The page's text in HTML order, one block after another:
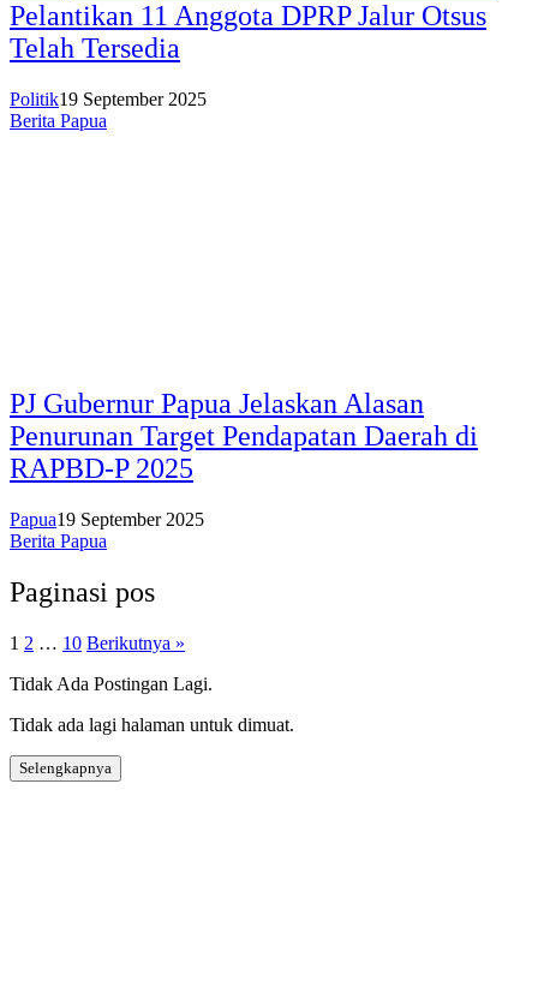
Pelantikan 11 Anggota DPRP Jalur Otsus
Telah Tersedia
Politik19 September 2025
Berita Papua
PJ Gubernur Papua Jelaskan Alasan
Penurunan Target Pendapatan Daerah di
RAPBD-P 2025
Papua19 September 2025
Berita Papua
Paginasi pos
1 2 … 10 Berikutnya »
Tidak Ada Postingan Lagi.
Tidak ada lagi halaman untuk dimuat.
Selengkapnya